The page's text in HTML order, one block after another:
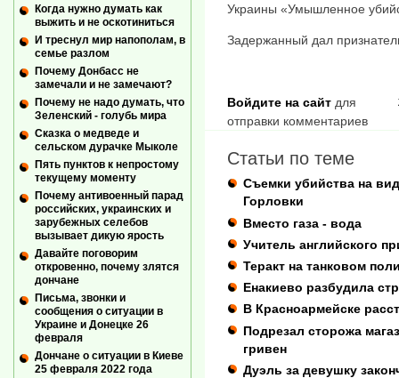
Украины «Умышленное
Задержанный дал
Войдите на сайт для
отправки комментариев
Статьи по теме
Съемки убийства на
Горловки
Вместо газа - вода
Учитель английского
Теракт на танковом
Енакиево разбудила
В Красноармейске
Подрезал сторожа
гривен
Дуэль за девушку
Когда нужно думать как
выжить и не оскотиниться
И треснул мир напополам, в
семье разлом
Почему Донбасс не
замечали и не замечают?
Почему не надо думать, что
Зеленский - голубь мира
Сказка о медведе и
сельском дурачке Мыколе
Пять пунктов к непростому
текущему моменту
Почему антивоенный парад
российских, украинских и
зарубежных селебов
вызывает дикую ярость
Давайте поговорим
откровенно, почему злятся
дончане
Письма, звонки и
сообщения о ситуации в
Украине и Донецке 26
февраля
Дончане о ситуации в Киеве
25 февраля 2022 года